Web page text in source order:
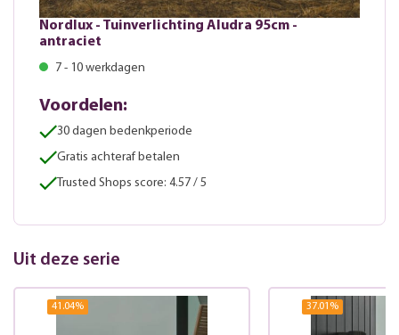
Nordlux - Tuinverlichting Aludra 95cm -
antraciet
7 - 10 werkdagen
Voordelen:
30 dagen bedenkperiode
Gratis achteraf betalen
Trusted Shops score: 4.57 / 5
Uit deze serie
41.04% 37.01 %